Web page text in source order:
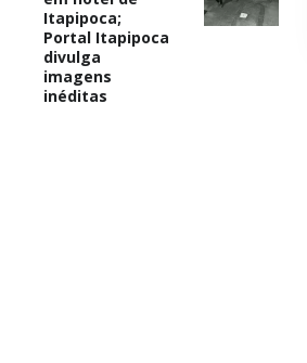
Itapipoca;
Portal Itapipoca
divulga
imagens
inéditas